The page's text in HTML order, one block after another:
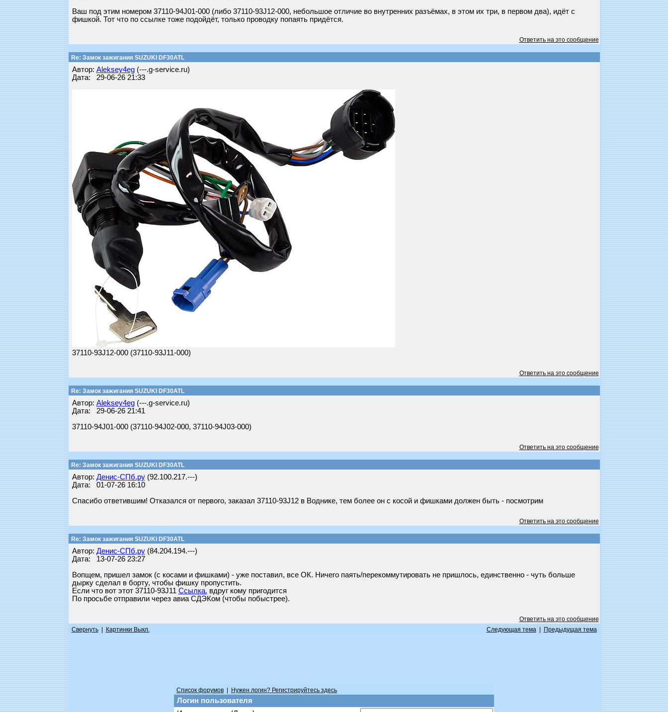
Ваш под этим номером 37110-94J01-000 (либо 37110-93J12-000, небольшое отличие во внутренних разъёмах, в этом их три, в первом два), идёт с
фишкой. Тот что по ссылке тоже подойдёт, только проводку попаять придётся.
Ответить на это сообщение
Re: Замок зажигания SUZUKI DF30ATL
Автор: Aleksey4eg(---.g-service.ru)
Дата: 29-06-26 21:33
37110-93J12-000 (37110-93J11-000)
Ответить на это сообщение
Re: Замок зажигания SUZUKI DF30ATL
Автор: Aleksey4eg(---.g-service.ru)
Дата: 29-06-26 21:41
37110-94J01-000 (37110-94J02-000, 37110-94J03-000)
Ответить на это сообщение
Re: Замок зажигания SUZUKI DF30ATL
Автор: Денис-СПб.ру(92.100.217.---)
Дата: 01-07-26 16:10
Спасибо ответившим! Отказался от первого, заказал 37110-93J12 в Воднике, тем более он с косой и фишками должен быть - посмотрим
Ответить на это сообщение
Re: Замок зажигания SUZUKI DF30ATL
Автор: Денис-СПб.ру(84.204.194.---)
Дата: 13-07-26 23:27
Вопщем, пришел замок (с косами и фишками) - уже поставил, все ОК. Ничего паять/перекоммутировать не пришлось, единственно - чуть больше
дырку сделал в борту, чтобы фишку пропустить.
Если что вот этот 37110-93J11 Ссылка. вдруг кому пригодится
По просьбе отправили через авиа СДЭКом (чтобы побыстрее).
Ответить на это сообщение
Свернуть| Картинки Выкл. Следующая тема| Предыдущая тема
Список форумов Нужен логин? Регистрируйтесь здесь
Логин пользователя